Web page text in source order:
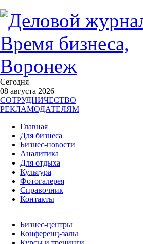
Сегодня
08 августа 2026
СОТРУДНИЧЕСТВО
РЕКЛАМОДАТЕЛЯМ
Главная
Для бизнеса
Бизнес-новости
Аналитика
Для отдыха
Культура
Фотогалерея
Справочник
Контакты
Бизнес-центры
Конференц-залы